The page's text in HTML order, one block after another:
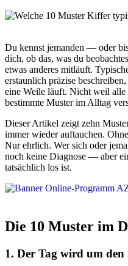
Du kennst jemanden — oder
dich, ob das, was du
etwas anderes mitläuft.
erstaunlich präzise
eine Weile läuft. Nicht weil
bestimmte Muster im Alltag
Dieser Artikel zeigt zehn
immer wieder auftauchen.
Nur ehrlich. Wer sich oder
noch keine Diagnose — aber
tatsächlich los ist.
Die 10 Muster im
1. Der Tag wird um